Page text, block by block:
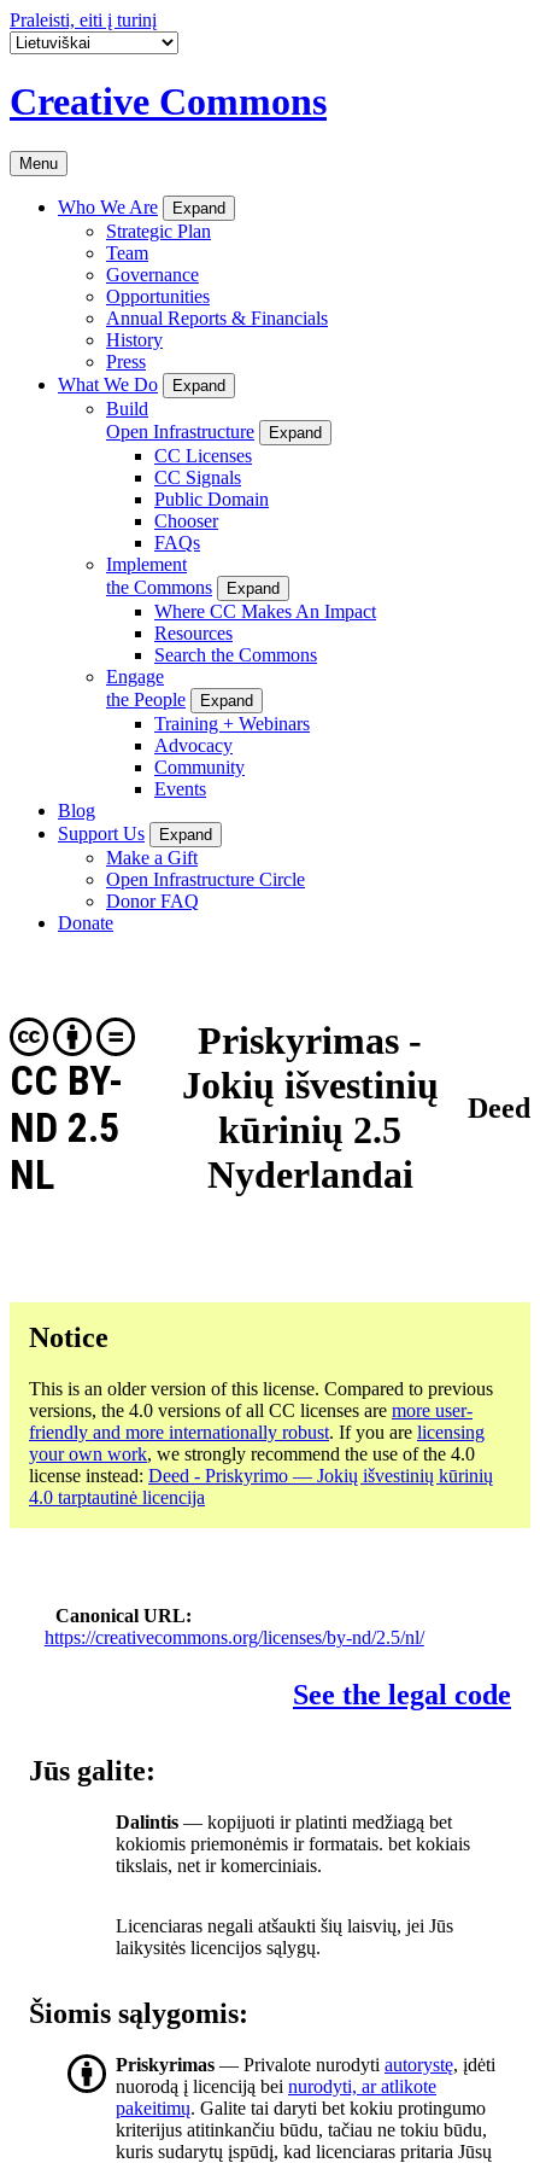
Praleisti, eiti į turinį
Creative Commons
Menu
Who We Are Expand
Strategic Plan
Team
Governance
Opportunities
Annual Reports & Financials
History
Press
What We Do
Expand
Build
Open Infrastructure
Expand
CC Licenses
CC Signals
Public Domain
Chooser
FAQs
Implement
the Commons
Expand
Where CC Makes An Impact
Resources
Search the Commons
Engage
the People
Expand
Training + Webinars
Advocacy
Community
Events
Blog
Support Us
Expand
Make a Gift
Open Infrastructure Circle
Donor FAQ
Donate
Priskyrimas -
Jokių išvestinių
kūrinių 2.5
Nyderlandai
CC BY-
ND 2.5
NL
Deed
Notice
This is an older version of this license. Compared to previous
versions, the 4.0 versions of all CC licenses are more user-
friendly and more internationally robust. If you are licensing
your own work, we strongly recommend the use of the 4.0
license instead: Deed - Priskyrimo — Jokių išvestinių kūrinių
4.0 tarptautinė licencija
Canonical URL
https://creativecommons.org/licenses/by-nd/2.5/nl/
See the legal code
Jūs galite:
Dalintis — kopijuoti ir platinti medžiagą bet
kokiomis priemonėmis ir formatais. bet kokiais
tikslais, net ir komerciniais.
Licenciaras negali atšaukti šių laisvių, jei Jūs
laikysitės licencijos sąlygų.
Šiomis sąlygomis:
Priskyrimas — Privalote nurodyti autorystę, įdėti
nuorodą į licenciją bei nurodyti, ar atlikote
pakeitimų. Galite tai daryti bet kokiu protingumo
kriterijus atitinkančiu būdu, tačiau ne tokiu būdu,
kuris sudarytų įspūdį, kad licenciaras pritaria Jūsų